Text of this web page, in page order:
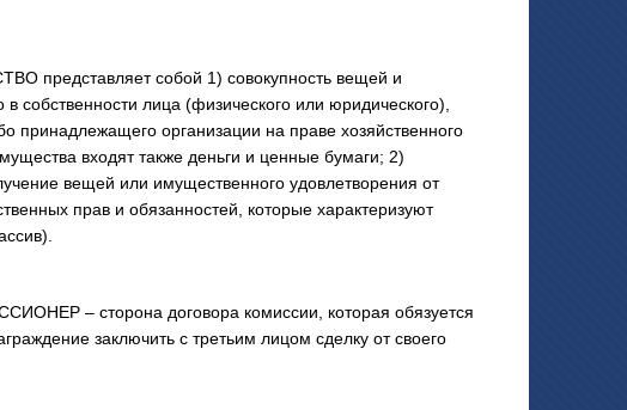
собой 1) совокупность вещей и
собственности лица (физического или юридического),
принадлежащего организации на праве хозяйственного
входят также деньги и ценные бумаги; 2)
вещей или имущественного удовлетворения от
прав и обязанностей, которые характеризуют
– сторона договора комиссии, которая обязуется
заключить с третьим лицом сделку от своего